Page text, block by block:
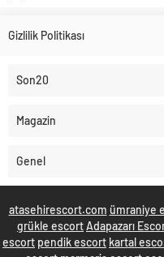
Gizlilik Politikası
Son20
Magazin
Genel
atasehirescort.com ümraniye
grükle escortAdapazarı
escort pendik escort kartal